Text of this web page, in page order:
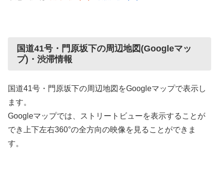
国道41号・門原坂下の周辺地図(Googleマッ
プ)・渋滞情報
国道41号・門原坂下の周辺地図をGoogleマップで表示し
ます。
Googleマップでは、ストリートビューを表示することが
でき上下左右360°の全方向の映像を見ることができま
す。